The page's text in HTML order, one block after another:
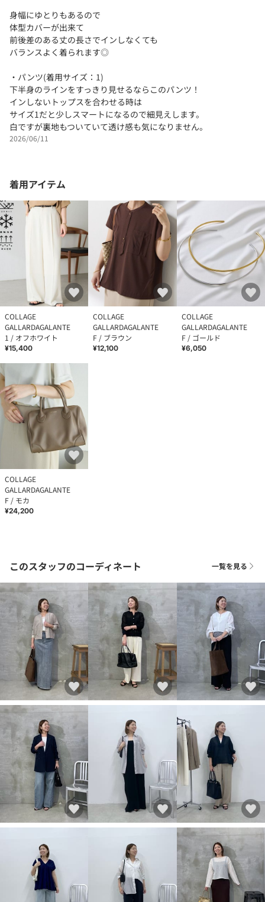
身幅にゆとりもあるので
体型カバーが出来て
前後差のある丈の長さでインしなくても
バランスよく着られます◎
・パンツ(着用サイズ：1)
下半身のラインをすっきり見せるならこのパンツ！
インしないトップスを合わせる時は
サイズ1だと少しスマートになるので細見えします。
白ですが裏地もついていて透け感も気になりません。
2026/06/11
着用アイテム
COLLAGE
GALLARDAGALANTE
1 / オフホワイト
¥15,400
COLLAGE
GALLARDAGALANTE
F / ブラウン
¥12,100
COLLAGE
GALLARDAGALANTE
F / ゴールド
¥6,050
COLLAGE
GALLARDAGALANTE
F / モカ
¥24,200
このスタッフのコーディネート 一覧を見る